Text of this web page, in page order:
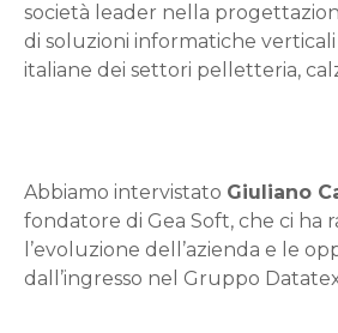
società leader nella
di soluzioni informatiche
italiane dei settori pelletteria,
Abbiamo intervistato Giuliano
fondatore di Gea Soft, che ci ha
l’evoluzione dell’azienda e le
dall’ingresso nel Gruppo